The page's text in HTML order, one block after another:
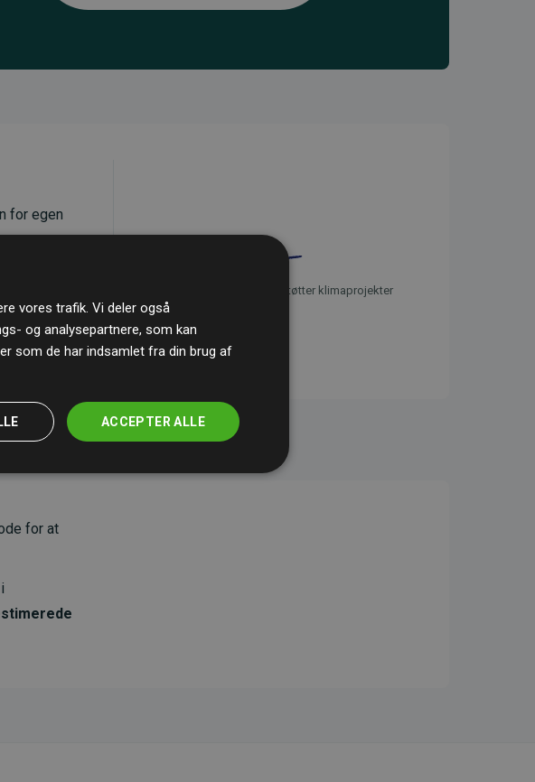
for egen
så
kvalitet
initiativet Websites, der støtter klimaprojekter
for at
vores trafik. Vi deler også
og analysepartnere, som kan
som de har indsamlet fra din brug af
ACCEPTER ALLE